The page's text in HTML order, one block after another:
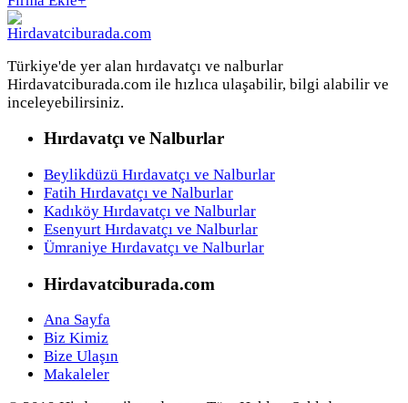
Türkiye'de yer alan hırdavatçı ve nalburlar
Hirdavatciburada.com ile hızlıca ulaşabilir, bilgi alabilir ve
inceleyebilirsiniz.
Hırdavatçı ve Nalburlar
Beylikdüzü Hırdavatçı ve Nalburlar
Fatih Hırdavatçı ve Nalburlar
Kadıköy Hırdavatçı ve Nalburlar
Esenyurt Hırdavatçı ve Nalburlar
Ümraniye Hırdavatçı ve Nalburlar
Hirdavatciburada.com
Ana Sayfa
Biz Kimiz
Bize Ulaşın
Makaleler